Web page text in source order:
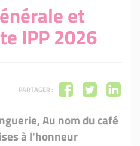
et
IPP 2026
PARTAGER :
Au nom du café
à l'honneur